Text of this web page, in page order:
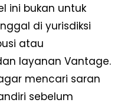
ini bukan untuk
di yurisdiksi
atau
layanan Vantage.
mencari saran
sebelum